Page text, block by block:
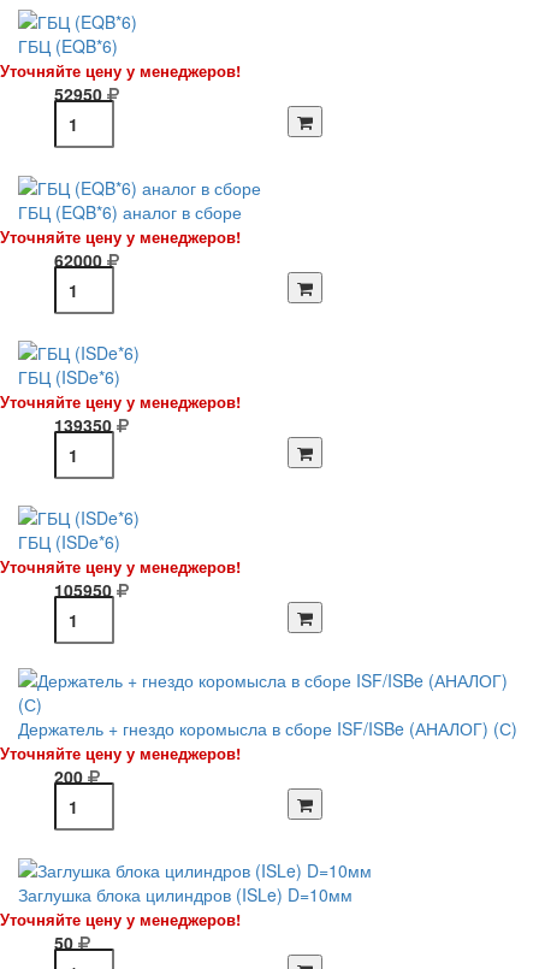
ГБЦ (EQB*6)
Уточняйте цену у менеджеров!
52950
ГБЦ (EQB*6) аналог в сборе
Уточняйте цену у менеджеров!
62000
ГБЦ (ISDe*6)
Уточняйте цену у менеджеров!
139350
ГБЦ (ISDe*6)
Уточняйте цену у менеджеров!
105950
Держатель + гнездо коромысла в сборе ISF/ISBe (АНАЛОГ) (С)
Уточняйте цену у менеджеров!
200
Заглушка блока цилиндров (ISLe) D=10мм
Уточняйте цену у менеджеров!
50